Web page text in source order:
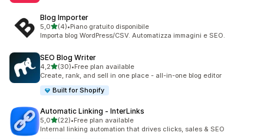
Blog Importer
5,0stelle su 5
(4)
4 recensioni totali
•Piano gratuito disponibile
Importa blog WordPress/CSV. Automatizza immagini e SEO.
SEO Blog Writer
4,2stelle su 5
(30)
30 recensioni totali
•Free plan available
Create, rank, and sell in one place - all-in-one blog editor
Built for Shopify
Automatic Linking ‑ InterLinks
5,0stelle su 5
(22)
22 recensioni totali
•Free plan available
Internal linking automation that drives clicks, sales & SEO